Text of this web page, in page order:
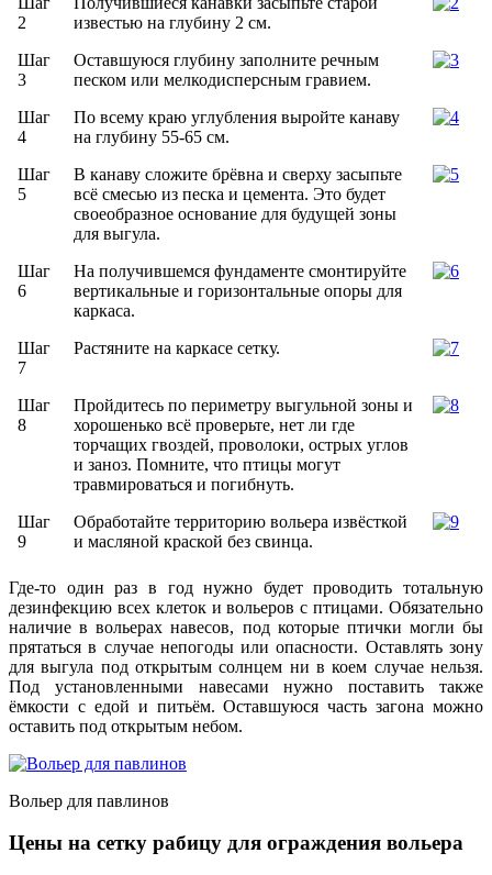
2
известью на глубину 2 см.
Шаг
3
Оставшуюся глубину заполните речным
песком или мелкодисперсным гравием.
Шаг
4
По всему краю углубления выройте канаву
на глубину 55-65 см.
Шаг
5
В канаву сложите брёвна и сверху засыпьте
всё смесью из песка и цемента. Это будет
своеобразное основание для будущей зоны
для выгула.
Шаг
6
На получившемся фундаменте смонтируйте
вертикальные и горизонтальные опоры для
каркаса.
Шаг
7
Растяните на каркасе сетку.
Шаг
8
Пройдитесь по периметру выгульной зоны и
хорошенько всё проверьте, нет ли где
торчащих гвоздей, проволоки, острых углов
и заноз. Помните, что птицы могут
травмироваться и погибнуть.
Шаг
9
Обработайте территорию вольера извёсткой
и масляной краской без свинца.
Где-то один раз в год нужно будет проводить тотальную
дезинфекцию всех клеток и вольеров с птицами. Обязательно
наличие в вольерах навесов, под которые птички могли бы
прятаться в случае непогоды или опасности. Оставлять зону
для выгула под открытым солнцем ни в коем случае нельзя.
Под установленными навесами нужно поставить также
ёмкости с едой и питьём. Оставшуюся часть загона можно
оставить под открытым небом.
Вольер для павлинов
Цены на сетку рабицу для ограждения вольера